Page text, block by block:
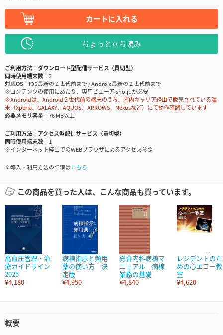
カートに入れる
ちょっと立ち読み
ご利用方法
ダウンロード型配信サービス（買切型）
同時使用端末数
2
対応OS
iOS最新の２世代前まで / Android最新の２世代前まで
※コンテンツの使用にあたり、専用ビューアisho.jpが必要
※Androidは、Android２世代前の端末のうち、国内キャリア経由で販売されている端
末（Xperia、GALAXY、AQUOS、ARROWS、Nexusなど）にて動作確認しています
必要メモリ容量
76 MB以上
ご利用方法
アクセス型配信サービス（買切型）
同時使用端末数
1
※インターネット経由でのWEBブラウザによるアクセス参照
※導入・利用方法の詳細はこちら
この商品を買った人は、こんな商品も買っています。
高血圧管理・治
療ガイドライン
2025
¥4,180
病棟指示と頻用
薬の使い方 決
定版
¥4,950
総合内科病棟マ
ニュアル 病棟
業務の基礎
¥4,840
レジデントのた
めの心エコー教
室
¥4,620
概要